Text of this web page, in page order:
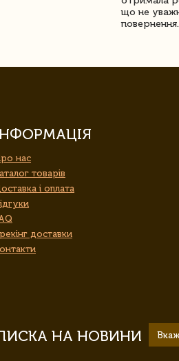
що не
нас
товарів
і оплата
доставки
НА НОВИНИ